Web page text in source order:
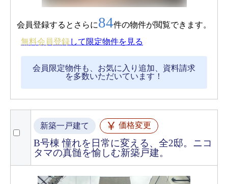
会員登録するとさらに84件の物件が閲覧できます。
無料会員登録して限定物件を見る
会員限定物件も、お気に入り追加、資料請求
を多数いただいています！
新築一戸建て 価格変更
B号棟 憧れを日常に変える、全2邸。ニコ
タマの真髄を愉しむ新築戸建。